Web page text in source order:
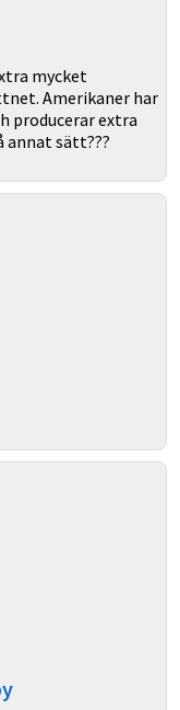
mycket
Amerikaner har
producerar extra
sätt???